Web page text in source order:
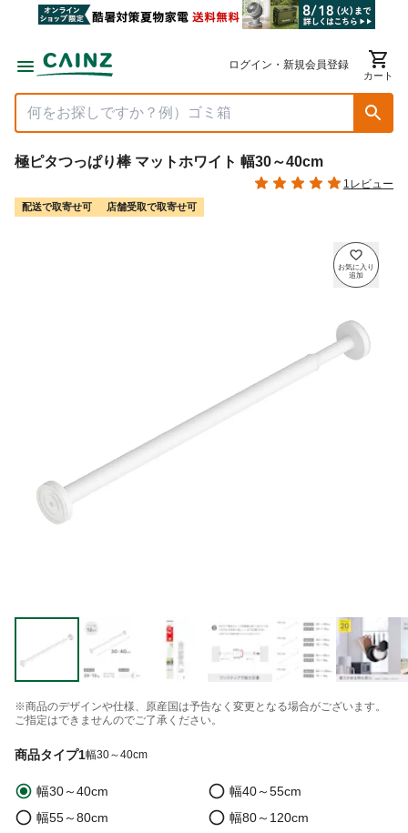
ログイン・新規会員登録
カート
極ピタつっぱり棒 マットホワイト 幅30～40cm
1レビュー
配送で取寄せ可 店舗受取で取寄せ可
※商品のデザインや仕様、原産国は予告なく変更となる場合がございます。
ご指定はできませんのでご了承ください。
商品タイプ1幅30～40cm
幅30～40cm
幅40～55cm
幅55～80cm
幅80～120cm